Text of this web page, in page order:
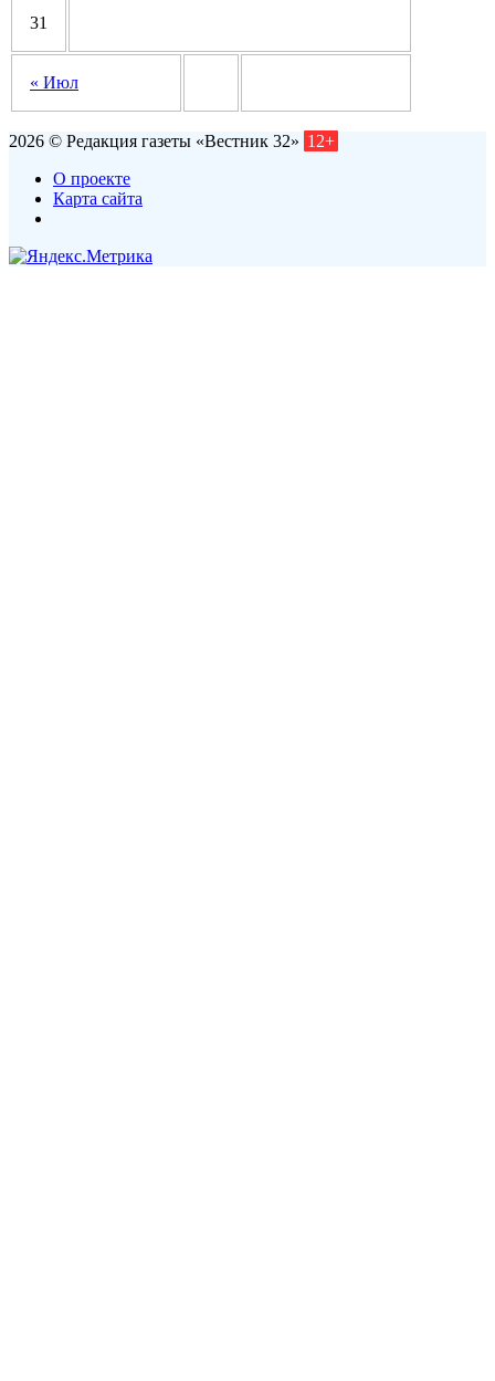
« Июл
31
2026 © Редакция газеты «Вестник 32» 12+
О проекте
Карта сайта